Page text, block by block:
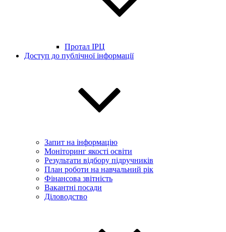
Протал ІРЦ
Доступ до публічної інформації
Запит на інформацію
Моніторинг якості освіти
Результати відбору підручників
План роботи на навчальний рік
Фінансова звітність
Вакантні посади
Діловодство